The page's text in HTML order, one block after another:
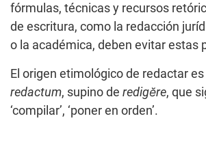
fórmulas, técnicas y recursos
de escritura, como la redacción
o la académica, deben evitar estas
El origen etimológico de redactar
redactum, supino de redigĕre, que
‘compilar’, ‘poner en orden’.